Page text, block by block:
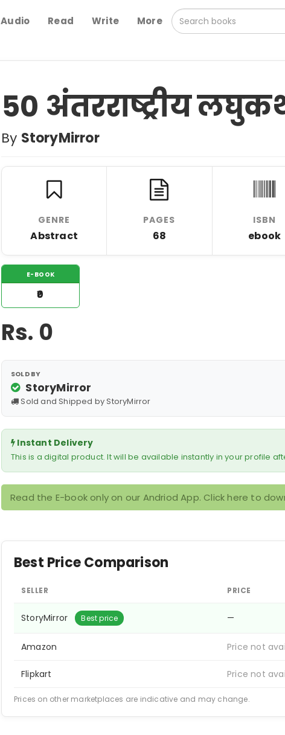
Audio Read Write More
50 अंतरराष्ट्रीय
By StoryMirror
GENRE
Abstract
PAGES
68
ISBN
ebook
E-BOOK
₹0
Rs. 0
SOLD BY
StoryMirror
Sold and Shipped by StoryMirror
Instant Delivery
This is a digital product. It will be available instantly in your profile
Read the E-book only on our Andriod App. Click here to
Best Price Comparison
SELLER PRICE
StoryMirror Best price —
Amazon Price not
Flipkart Price not
Prices on other marketplaces are indicative and may change.